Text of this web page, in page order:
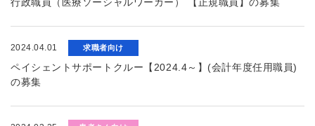
2024.04.01 求職者向け
ペイシェントサポートクルー【2024.4～】(会計年度任用職員)
の募集